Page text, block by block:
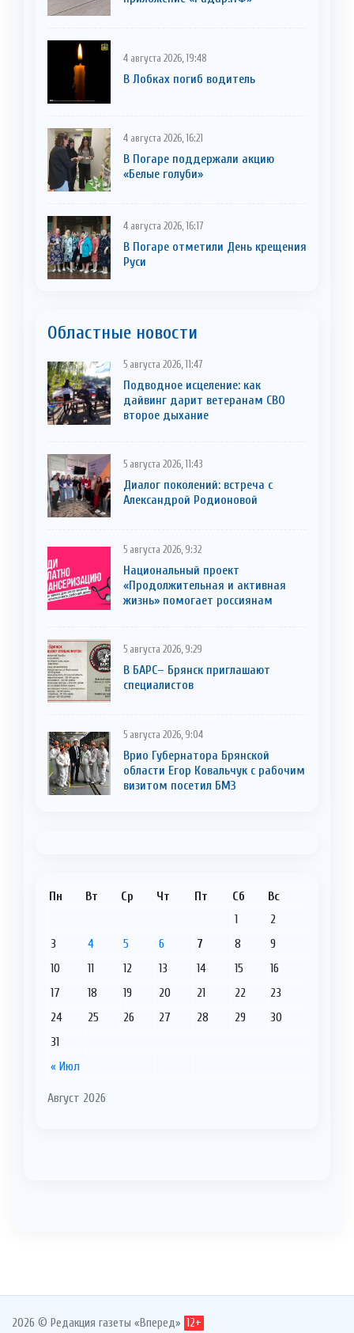
4 августа 2026, 19:48
В Лобках погиб водитель
4 августа 2026, 16:21
В Погаре поддержали акцию
«Белые голуби»
4 августа 2026, 16:17
В Погаре отметили День крещения
Руси
Областные новости
5 августа 2026, 11:47
Подводное исцеление: как
дайвинг дарит ветеранам СВО
второе дыхание
5 августа 2026, 11:43
Диалог поколений: встреча с
Александрой Родионовой
5 августа 2026, 9:32
Национальный проект
«Продолжительная и активная
жизнь» помогает россиянам
5 августа 2026, 9:29
В БАРС– Брянcк приглaшают
cпециaлистoв
5 августа 2026, 9:04
Врио Губернатора Брянской
области Егор Ковальчук с рабочим
визитом посетил БМЗ
Август 2026
Пн Вт Ср Чт Пт Сб Вс
« Июл
1
2
3
4 5 6 7 8
9
10
11 12 13 14 15
16
17
18 19 20 21 22
23
24
25 26 27 28 29
30
31
2026 © Редакция газеты «Вперед» 12+